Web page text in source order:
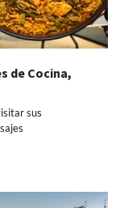
de Cocina,
sus